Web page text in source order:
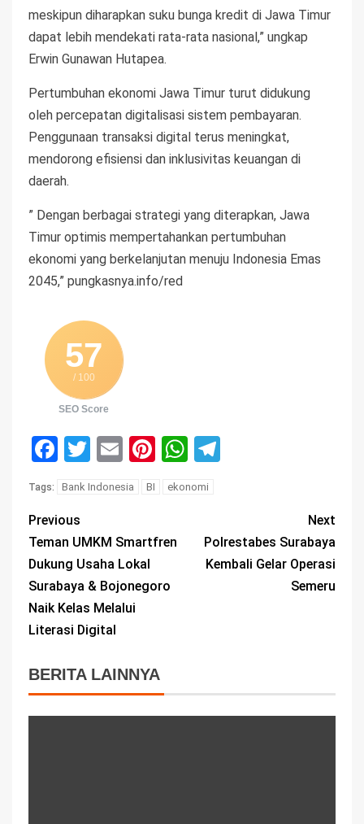
meskipun diharapkan suku bunga kredit di Jawa Timur
dapat lebih mendekati rata-rata nasional,” ungkap
Erwin Gunawan Hutapea.
Pertumbuhan ekonomi Jawa Timur turut didukung
oleh percepatan digitalisasi sistem pembayaran.
Penggunaan transaksi digital terus meningkat,
mendorong efisiensi dan inklusivitas keuangan di
daerah.
” Dengan berbagai strategi yang diterapkan, Jawa
Timur optimis mempertahankan pertumbuhan
ekonomi yang berkelanjutan menuju Indonesia Emas
2045,” pungkasnya.info/red
57
/ 100
SEO Score
Facebook
Twitter
EmailPinterest
WhatsApp
Tags: Bank Indonesia BI ekonomi
Previous
Teman UMKM Smartfren
Dukung Usaha Lokal
Surabaya & Bojonegoro
Naik Kelas Melalui
Literasi Digital
Next
Polrestabes Surabaya
Kembali Gelar Operasi
Semeru
BERITA LAINNYA